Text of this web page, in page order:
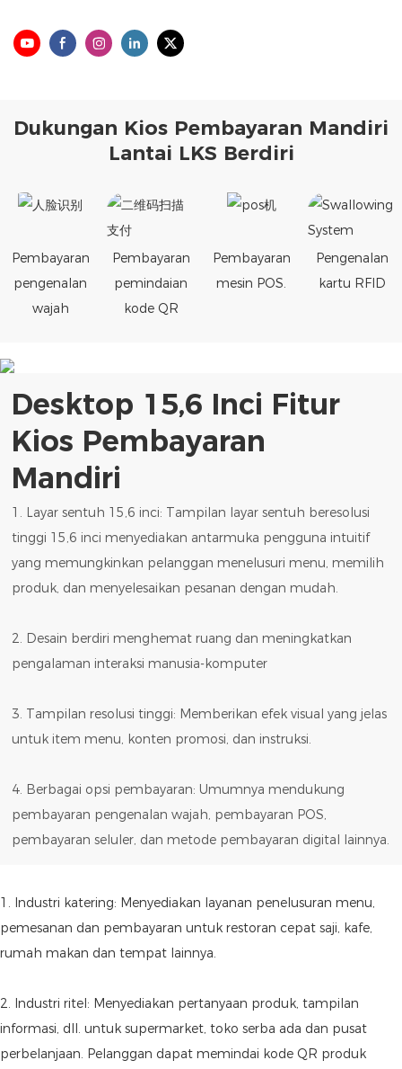
Dukungan Kios Pembayaran Mandiri
Lantai LKS Berdiri
Pembayaran
pengenalan
wajah
Pembayaran
pemindaian
kode QR
Pembayaran
mesin POS.
Pengenalan
kartu RFID
Desktop 15,6 Inci Fitur
Kios Pembayaran
Mandiri
1. Layar sentuh 15,6 inci: Tampilan layar sentuh beresolusi
tinggi 15,6 inci menyediakan antarmuka pengguna intuitif
yang memungkinkan pelanggan menelusuri menu, memilih
produk, dan menyelesaikan pesanan dengan mudah.
2. Desain berdiri menghemat ruang dan meningkatkan
pengalaman interaksi manusia-komputer
3. Tampilan resolusi tinggi: Memberikan efek visual yang jelas
untuk item menu, konten promosi, dan instruksi.
4. Berbagai opsi pembayaran: Umumnya mendukung
pembayaran pengenalan wajah, pembayaran POS,
pembayaran seluler, dan metode pembayaran digital lainnya.
1. Industri katering: Menyediakan layanan penelusuran menu,
pemesanan dan pembayaran untuk restoran cepat saji, kafe,
rumah makan dan tempat lainnya.
2. Industri ritel: Menyediakan pertanyaan produk, tampilan
informasi, dll. untuk supermarket, toko serba ada dan pusat
perbelanjaan. Pelanggan dapat memindai kode QR produk